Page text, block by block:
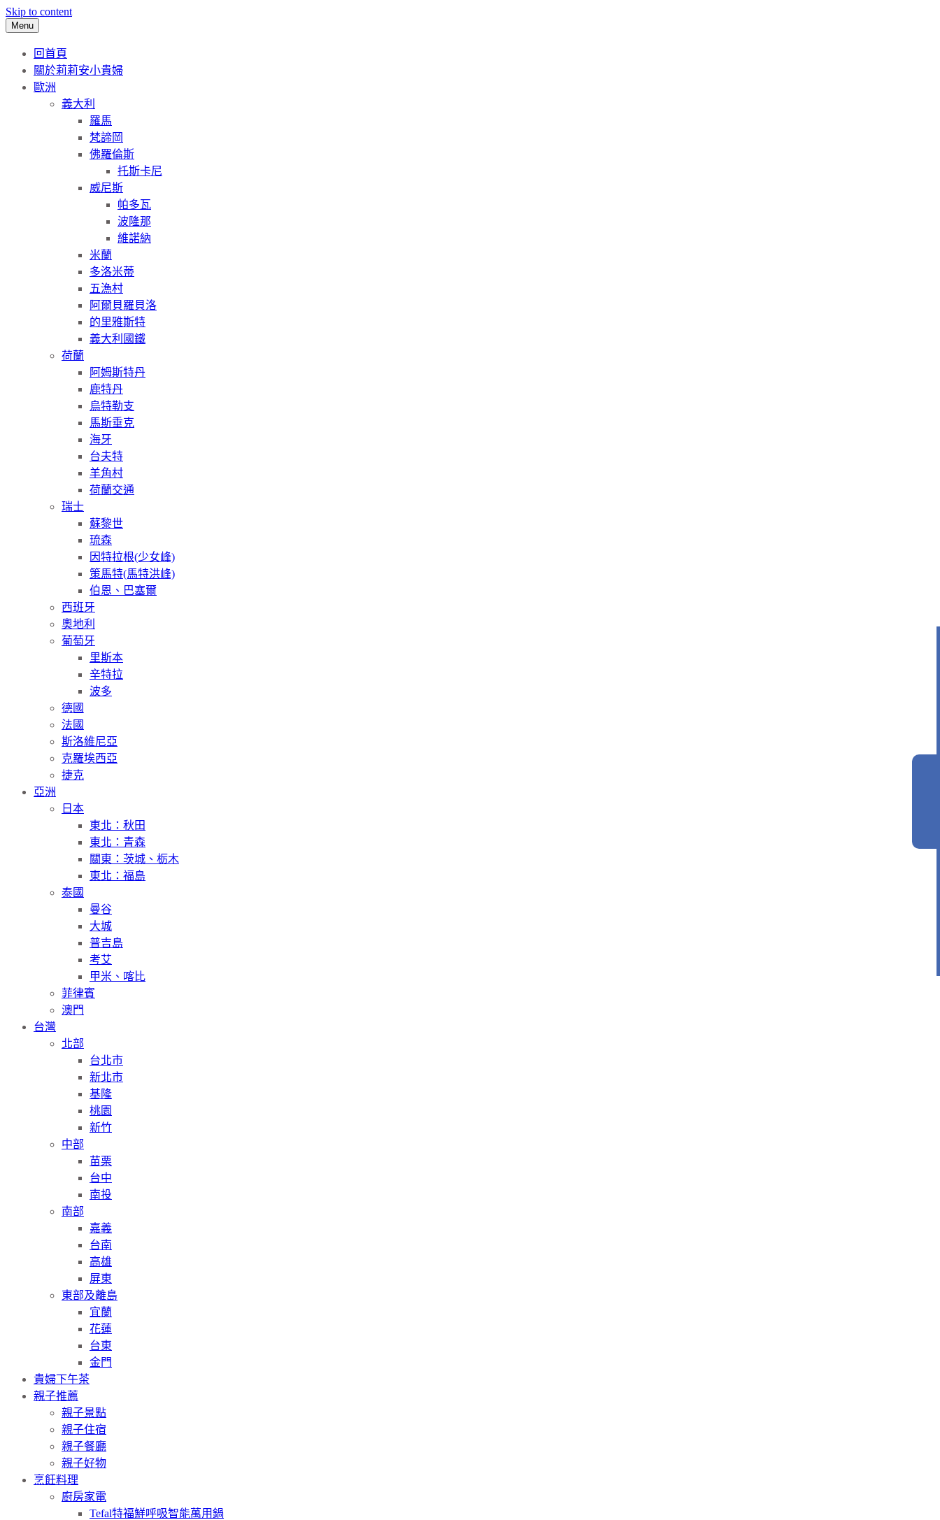
Skip to content
Menu
回首頁
關於莉莉安小貴婦
歐洲
義大利
羅馬
梵諦岡
佛羅倫斯
托斯卡尼
威尼斯
帕多瓦
波隆那
維諾納
米蘭
多洛米蒂
五漁村
阿爾貝羅貝洛
的里雅斯特
義大利國鐵
荷蘭
阿姆斯特丹
鹿特丹
烏特勒支
馬斯垂克
海牙
台夫特
羊角村
荷蘭交通
瑞士
蘇黎世
琉森
因特拉根(少女峰)
策馬特(馬特洪峰)
伯恩、巴塞爾
西班牙
奧地利
葡萄牙
里斯本
辛特拉
波多
德國
法國
斯洛維尼亞
克羅埃西亞
捷克
亞洲
日本
東北：秋田
東北：青森
關東：茨城、栃木
東北：福島
泰國
曼谷
大城
普吉島
考艾
甲米、喀比
菲律賓
澳門
台灣
北部
台北市
新北市
基隆
桃園
新竹
中部
苗栗
台中
南投
南部
嘉義
台南
高雄
屏東
東部及離島
宜蘭
花蓮
台東
金門
貴婦下午茶
親子推薦
親子景點
親子住宿
親子餐廳
親子好物
烹飪料理
廚房家電
Tefal特福鮮呼吸智能萬用鍋